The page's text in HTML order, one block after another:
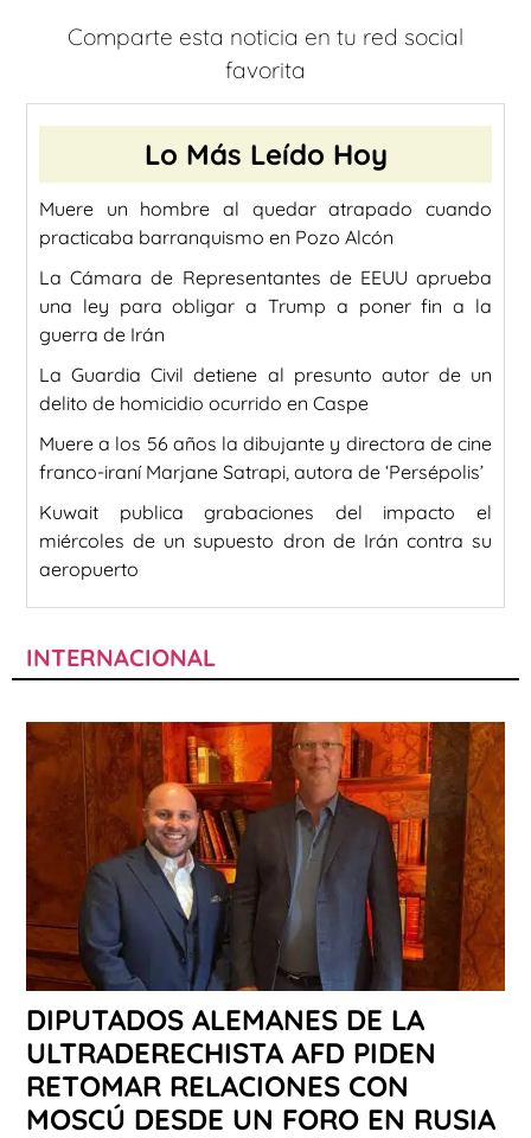
Comparte esta noticia en tu red social
favorita
Lo Más Leído Hoy
Muere un hombre al quedar atrapado cuando
practicaba barranquismo en Pozo Alcón
La Cámara de Representantes de EEUU aprueba
una ley para obligar a Trump a poner fin a la
guerra de Irán
La Guardia Civil detiene al presunto autor de un
delito de homicidio ocurrido en Caspe
Muere a los 56 años la dibujante y directora de cine
franco-iraní Marjane Satrapi, autora de ‘Persépolis’
Kuwait publica grabaciones del impacto el
miércoles de un supuesto dron de Irán contra su
aeropuerto
INTERNACIONAL
DIPUTADOS ALEMANES DE LA
ULTRADERECHISTA AFD PIDEN
RETOMAR RELACIONES CON
MOSCÚ DESDE UN FORO EN RUSIA